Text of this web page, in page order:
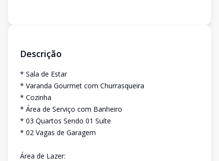
Descrição
* Sala de Estar
* Varanda Gourmet com Churrasqueira
* Cozinha
* Área de Serviço com Banheiro
* 03 Quartos Sendo 01 Suíte
* 02 Vagas de Garagem
Área de Lazer: